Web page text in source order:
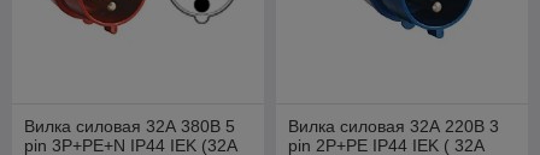
Вилка силовая 32А 380В 5
pin 3P+PE+N IP44 IEK (32А
Вилка силовая 32А 220В 3
pin 2P+PE IP44 IEK ( 32А